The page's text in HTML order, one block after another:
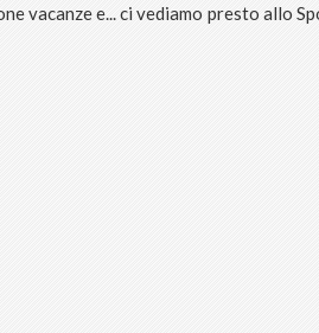
vacanze e... ci vediamo presto allo